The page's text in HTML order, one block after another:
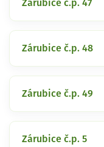
Zárubice č.p. 47
Zárubice č.p. 48
Zárubice č.p. 49
Zárubice č.p. 5